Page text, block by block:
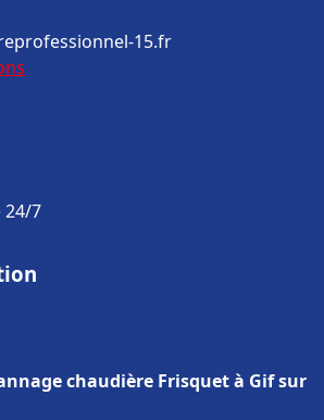
15.fr
24/7
chaudière Frisquet à Gif sur